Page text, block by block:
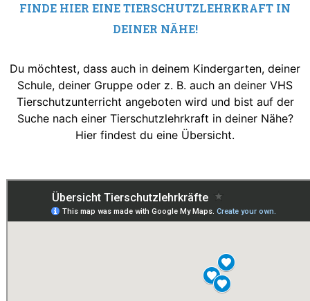
FINDE HIER EINE TIERSCHUTZLEHRKRAFT IN
DEINER NÄHE!
Du möchtest, dass auch in deinem Kindergarten, deiner
Schule, deiner Gruppe oder z. B. auch an deiner VHS
Tierschutzunterricht angeboten wird und bist auf der
Suche nach einer Tierschutzlehrkraft in deiner Nähe?
Hier findest du eine Übersicht.